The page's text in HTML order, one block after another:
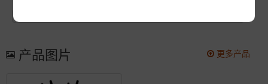
更多产品
产品图片